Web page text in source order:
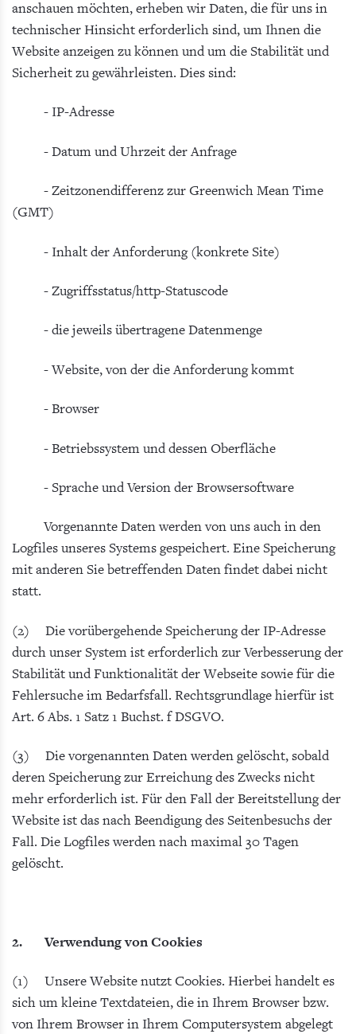
anschauen möchten, erheben wir Daten, die für uns in
technischer Hinsicht erforderlich sind, um Ihnen die
Website anzeigen zu können und um die Stabilität und
Sicherheit zu gewährleisten. Dies sind:
- IP-Adresse
- Datum und Uhrzeit der Anfrage
- Zeitzonendifferenz zur Greenwich Mean Time
(GMT)
- Inhalt der Anforderung (konkrete Site)
- Zugriffsstatus/http-Statuscode
- die jeweils übertragene Datenmenge
- Website, von der die Anforderung kommt
- Browser
- Betriebssystem und dessen Oberfläche
- Sprache und Version der Browsersoftware
Vorgenannte Daten werden von uns auch in den
Logfiles unseres Systems gespeichert. Eine Speicherung
mit anderen Sie betreffenden Daten findet dabei nicht
statt.
(2) Die vorübergehende Speicherung der IP-Adresse
durch unser System ist erforderlich zur Verbesserung der
Stabilität und Funktionalität der Webseite sowie für die
Fehlersuche im Bedarfsfall. Rechtsgrundlage hierfür ist
Art. 6 Abs. 1 Satz 1 Buchst. f DSGVO.
(3) Die vorgenannten Daten werden gelöscht, sobald
deren Speicherung zur Erreichung des Zwecks nicht
mehr erforderlich ist. Für den Fall der Bereitstellung der
Website ist das nach Beendigung des Seitenbesuchs der
Fall. Die Logfiles werden nach maximal 30 Tagen
gelöscht.
2. Verwendung von Cookies
(1) Unsere Website nutzt Cookies. Hierbei handelt es
sich um kleine Textdateien, die in Ihrem Browser bzw.
von Ihrem Browser in Ihrem Computersystem abgelegt